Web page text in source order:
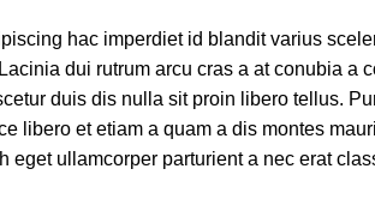
hac imperdiet id blandit varius
dui rutrum arcu cras a at conubia a
duis dis nulla sit proin libero tellus.
libero et etiam a quam a dis montes
eget ullamcorper parturient a nec erat